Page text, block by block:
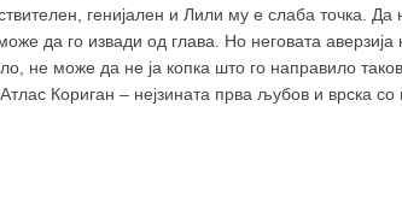
генијален и Лили му е слаба точка.
да го извади од глава. Но неговата аверзија
не може да не ја копка што го направило
Кориган – нејзината прва љубов и врска